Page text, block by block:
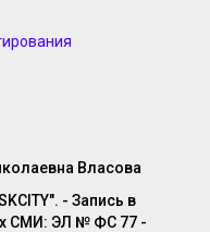
Власова
- Запись в
СМИ: ЭЛ № ФС 77 -